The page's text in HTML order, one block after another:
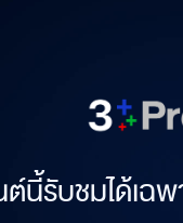
นี้รับชมได้เฉ